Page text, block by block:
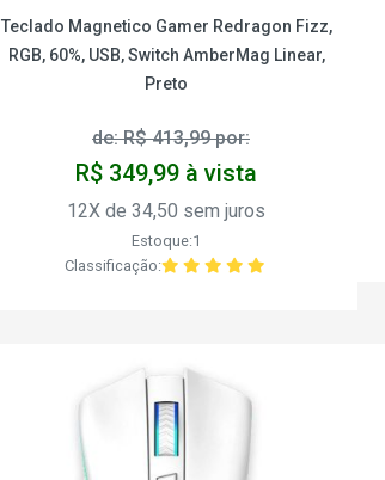
Teclado Magnetico Gamer Redragon Fizz,
RGB, 60%, USB, Switch AmberMag Linear,
Preto
de: R$ 413,99 por:
R$ 349,99 à vista
12X de 34,50 sem juros
Estoque:1
Classificação: